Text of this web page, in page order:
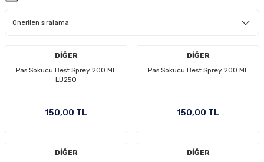
DİĞER
Pas Sökücü Best Sprey 200 ML
LU250
150,00 TL
DİĞER
Pas Sökücü Best Sprey 200 ML
150,00 TL
DİĞER
DİĞER